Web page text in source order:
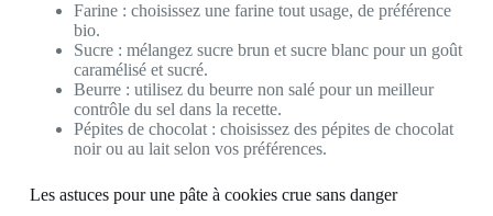
Farine : choisissez une farine tout usage, de préférence
bio.
Sucre : mélangez sucre brun et sucre blanc pour un goût
caramélisé et sucré.
Beurre : utilisez du beurre non salé pour un meilleur
contrôle du sel dans la recette.
Pépites de chocolat : choisissez des pépites de chocolat
noir ou au lait selon vos préférences.
Les astuces pour une pâte à cookies crue sans danger